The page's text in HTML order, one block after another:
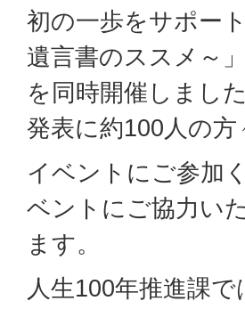
初の一歩をサポー
遺言書のススメ～
を同時開催しまし
発表に約100人の
イベントにご参加
ベントにご協力い
ます。
人生100年推進課